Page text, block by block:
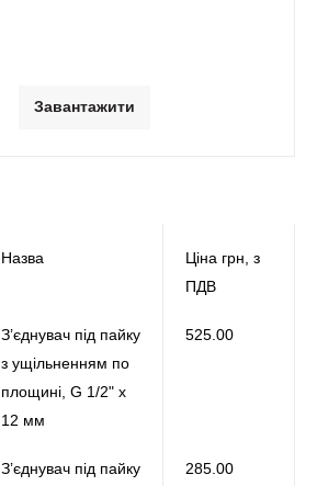
Завантажити
Назва
Ціна грн, з
ПДВ
З’єднувач під пайку
з ущільненням по
площині, G 1/2" х
12 мм
525.00
З’єднувач під пайку
285.00